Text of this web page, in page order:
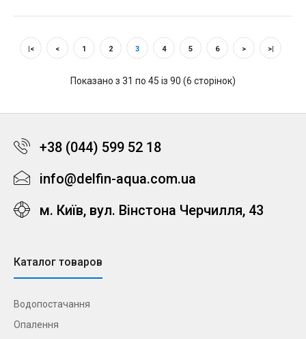
|< < 1 2 3 4 5 6 > >|
Показано з 31 по 45 із 90 (6 сторінок)
+38 (044) 599 52 18
info@delfin-aqua.com.ua
м. Київ, вул. Вінстона Черчилля, 43
Каталог товаров
Водопостачання
Опалення